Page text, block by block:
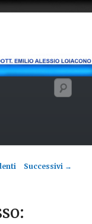
Successivi →